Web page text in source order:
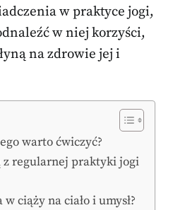
w praktyce jogi,
w niej korzyści,
na zdrowie jej i
warto ćwiczyć?
z regularnej praktyki jogi
ciąży na ciało i umysł?